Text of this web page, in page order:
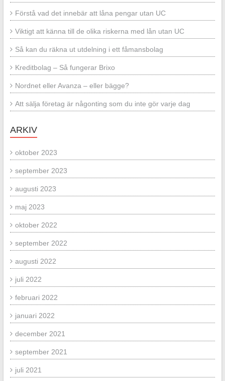
Förstå vad det innebär att låna pengar utan UC
Viktigt att känna till de olika riskerna med lån utan UC
Så kan du räkna ut utdelning i ett fåmansbolag
Kreditbolag – Så fungerar Brixo
Nordnet eller Avanza – eller bägge?
Att sälja företag är någonting som du inte gör varje dag
ARKIV
oktober 2023
september 2023
augusti 2023
maj 2023
oktober 2022
september 2022
augusti 2022
juli 2022
februari 2022
januari 2022
december 2021
september 2021
juli 2021